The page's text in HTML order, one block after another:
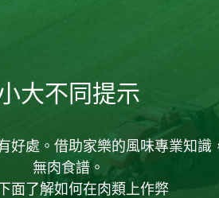
大不同提示
好處。借助家樂的風味專業知識
無肉食譜。
面了解如何在肉類上作弊